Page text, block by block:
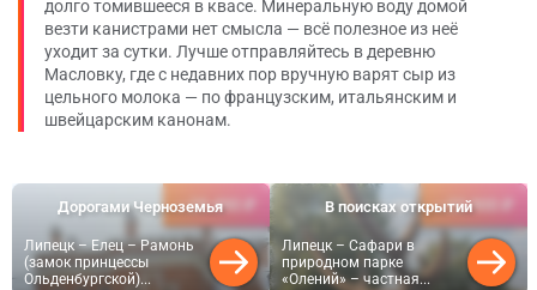
долго томившееся в квасе. Минеральную воду домой
везти канистрами нет смысла — всё полезное из неё
уходит за сутки. Лучше отправляйтесь в деревню
Масловку, где с недавних пор вручную варят сыр из
цельного молока — по французским, итальянским и
швейцарским канонам.
от29 490 ₽
Дорогами Черноземья
Липецк – Елец – Рамонь
(замок принцессы
Ольденбургской)...
от33 900 ₽
В поисках открытий
Липецк – Сафари в
природном парке
«Олений» – частная...